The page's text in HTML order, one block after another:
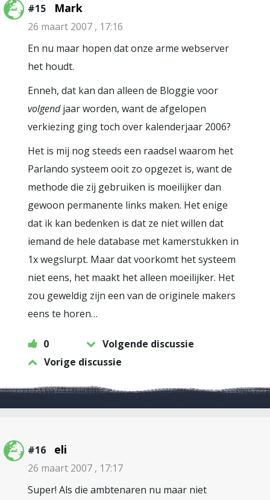
#15 Mark
26 maart 2007 , 17:16
En nu maar hopen dat onze arme webserver
het houdt.
Enneh, dat kan dan alleen de Bloggie voor
volgendjaar worden, want de afgelopen
verkiezing ging toch over kalenderjaar 2006?
Het is mij nog steeds een raadsel waarom het
Parlando systeem ooit zo opgezet is, want de
methode die zij gebruiken is moeilijker dan
gewoon permanente links maken. Het enige
dat ik kan bedenken is dat ze niet willen dat
iemand de hele database met kamerstukken in
1x wegslurpt. Maar dat voorkomt het systeem
niet eens, het maakt het alleen moeilijker. Het
zou geweldig zijn een van de originele makers
eens te horen…
0
Volgende discussie
Vorige discussie
#16 eli
26 maart 2007 , 17:17
Super! Als die ambtenaren nu maar niet